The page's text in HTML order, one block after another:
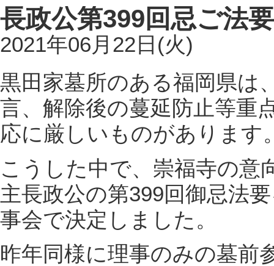
長政公第399回忌ご法
2021年06月22日(火)
黒田家墓所のある福岡県は
言、解除後の蔓延防止等重
応に厳しいものがあります
こうした中で、崇福寺の意
主長政公の第399回御忌法
事会で決定しました。
昨年同様に理事のみの墓前